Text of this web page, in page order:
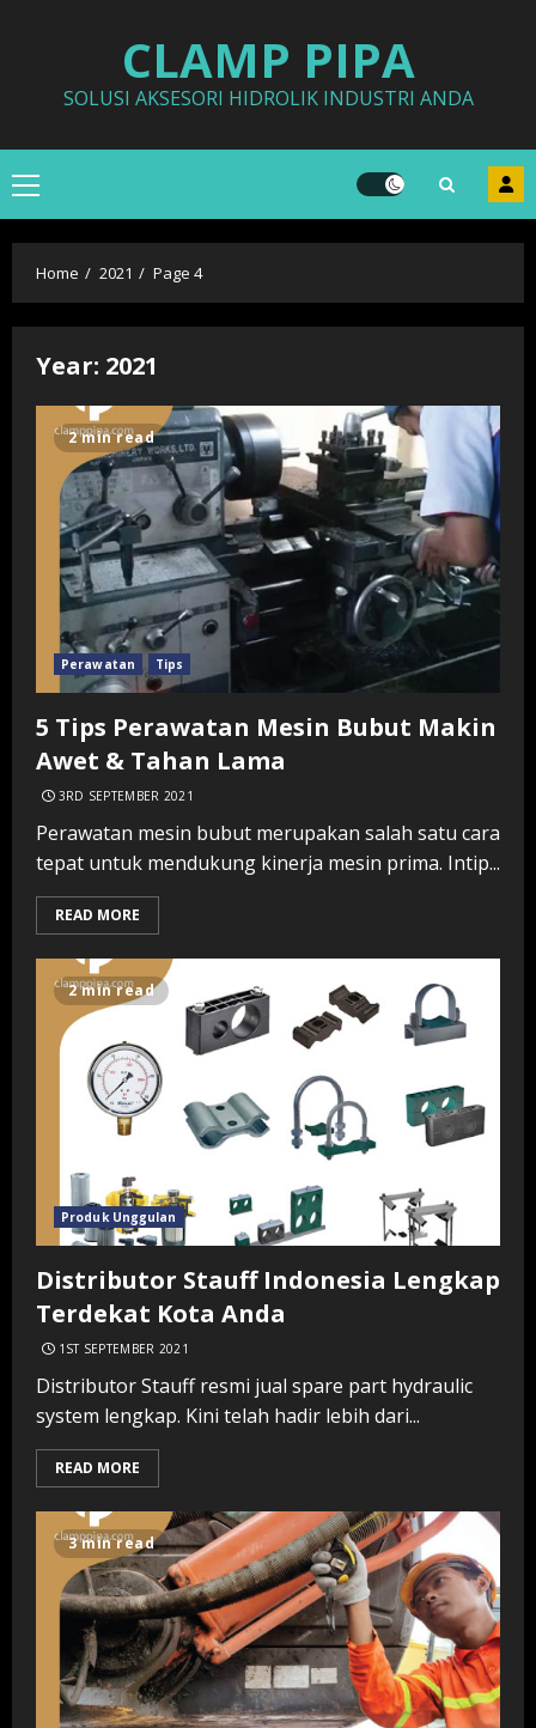
CLAMP PIPA
SOLUSI AKSESORI HIDROLIK INDUSTRI ANDA
Primary
Menu
Home 2021 Page 4
Year: 2021
2 min read
Perawatan Tips
5 Tips Perawatan Mesin Bubut Makin
Awet & Tahan Lama
3RD SEPTEMBER 2021
Perawatan mesin bubut merupakan salah satu cara
tepat untuk mendukung kinerja mesin prima. Intip...
READ MORE
2 min read
Produk Unggulan
Distributor Stauff Indonesia Lengkap
Terdekat Kota Anda
1ST SEPTEMBER 2021
Distributor Stauff resmi jual spare part hydraulic
system lengkap. Kini telah hadir lebih dari...
READ MORE
3 min read